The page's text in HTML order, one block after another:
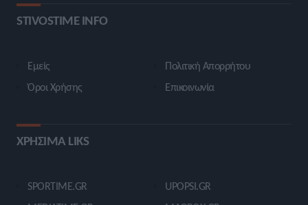
STIVOSTIME INFO
Εμείς
Όροι Χρήσης
Πολιτική Απορρήτου
Επικοινωνία
ΧΡΗΣΙΜΑ LIKS
SPORTIME.GR
UPOPSI.GR